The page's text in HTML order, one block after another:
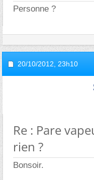
Personne ?
20/10/2012, 23h10
Re : Pare
rien ?
Bonsoir.